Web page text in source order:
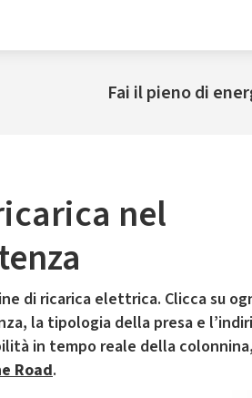
Fai il pieno di
nel
di ricarica elettrica. Clicca su
la tipologia della presa e
in tempo reale della colonnina,
Road.